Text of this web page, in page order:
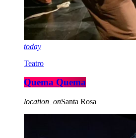
today
Teatro
Quema Quema
location_onSanta Rosa